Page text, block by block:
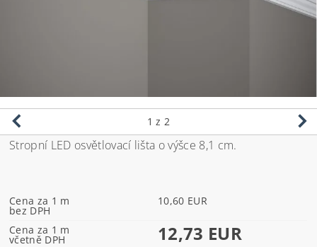
1 z 2
Stropní LED osvětlovací lišta o výšce 8,1 cm.
Cena za 1 m
bez DPH
10,60 EUR
Cena za 1 m
včetně DPH 12,73 EUR